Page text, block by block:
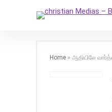
Home » ஆதியிலே